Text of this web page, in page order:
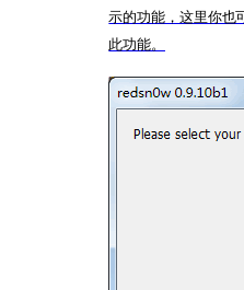
示的功能，这里你也
此功能。